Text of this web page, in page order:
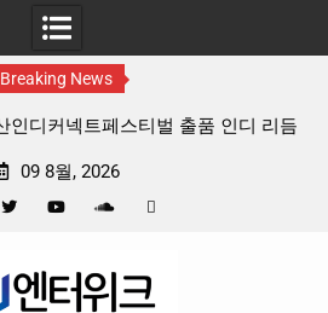
Breaking News
티벌 출품 인디 리듬
판타지 케이팝
09 8월, 2026
Google